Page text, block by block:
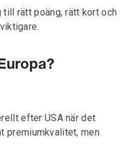
rätt poäng, rätt kort och
efter USA när det
premiumkvalitet, men